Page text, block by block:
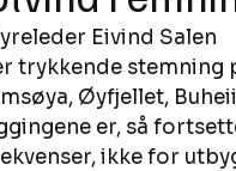
i Klartekst Ukens
Eivind Salen
trykkende stemning
Øyfjellet,
er, så
ikke for